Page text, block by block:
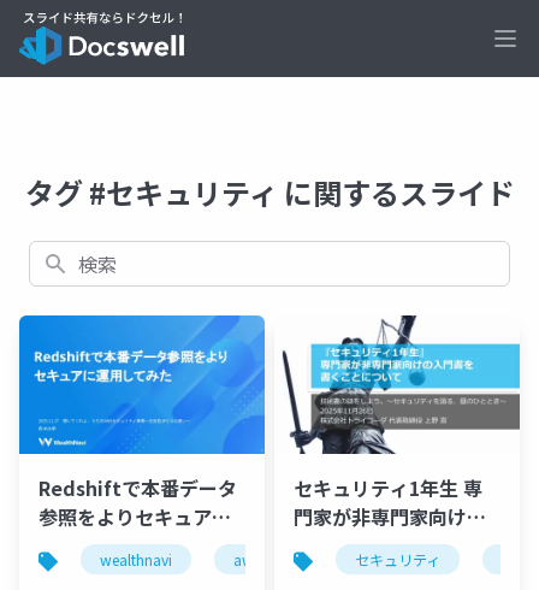
タグ #セキュリティ に関するスライド
検索
Redshiftで本番データ
参照をよりセキュアに
運用してみた
wealthnavi aws sre
セキュリティ1年生 専
門家が非専門家向けの
入門書を書くことにつ
いて
セキュリティ